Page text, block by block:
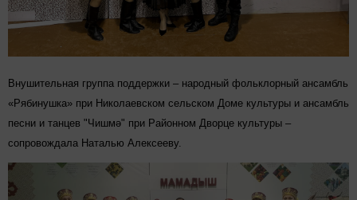
Внушительная группа поддержки – народный фольклорный ансамбль
«Рябинушка» при Николаевском сельском Доме культуры и ансамбль
песни и танцев "Чишмә" при Районном Дворце культуры –
сопровождала Наталью Алексееву.